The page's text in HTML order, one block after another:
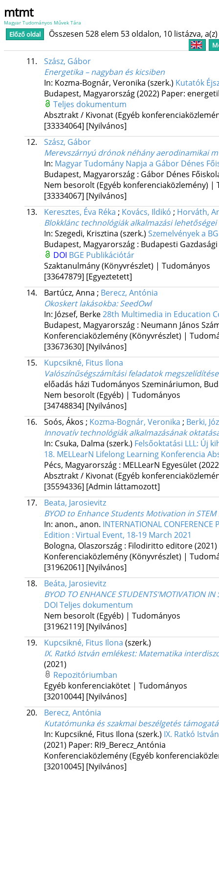
mtmt
Magyar Tudományos Művek Tára
Előző oldal Összesen 528 elem 53 oldalon, 10 listázva,
11.
Szász, Gábor
Energetika – nagyban és kicsiben
In: Kozma-Bognár, Veronika (szerk.) Kutatók
Budapest, Magyarország(2022) Paper:
Teljes dokumentum
Absztrakt / Kivonat (Egyéb
[33334064] [Nyilvános]
12.
Szász, Gábor
Merevszárnyú drónok néhány aerodinamikai
In: Magyar Tudomány Napja a Gábor Dénes
Budapest, Magyarország : Gábor Dénes
Nem besorolt (Egyéb konferenciaközlemény) |
[33334067] [Nyilvános]
13.
Keresztes, Éva Réka ; Kovács, Ildikó ; Horváth,
Blokklánc technológiák alkalmazási
In: Szegedi, Krisztina (szerk.) Szemelvények a
Budapest, Magyarország : Budapesti
DOI BGE Publikációtár
Szaktanulmány (Könyvrészlet) | Tudományos
[33647879] [Egyeztetett]
14.
Bartúcz, Anna ; Berecz, Antónia
Okoskert lakásokba: SeedOwl
In: József, Berke28th Multimedia in Education
Budapest, Magyarország : Neumann János
Konferenciaközlemény (Könyvrészlet) |
[33673630] [Nyilvános]
15.
Kupcsikné, Fitus Ilona
Valószínűségszámítási feladatok megszelídítése
előadás házi Tudományos Szemináriumon,
Nem besorolt (Egyéb) | Tudományos
[34748834] [Nyilvános]
16.
Soós, Ákos ; Kozma-Bognár, Veronika ; Berki,
Innovatív technológiák alkalmazásának
In: Csuka, Dalma (szerk.) Felsőoktatási LLL: Új
18. MELLearN Lifelong Learning Konferencia
Pécs, Magyarország : MELLearN Egyesület
Absztrakt / Kivonat (Egyéb
[35594336] [Admin láttamozott]
17.
Beata, Jarosievitz
BYOD to Enhance Students Motivation in
In: anon., anon. INTERNATIONAL CONFERENCE
Edition : Virtual Event, 18-19 March 2021
Bologna, Olaszország : Filodiritto editore(2021)
Konferenciaközlemény (Könyvrészlet) |
[31962061] [Nyilvános]
18.
Beáta, Jarosievitz
BYOD TO ENHANCE STUDENTS’MOTIVATION IN
DOI Teljes dokumentum
Nem besorolt (Egyéb) | Tudományos
[31962119] [Nyilvános]
19.
Kupcsikné, Fitus Ilona (szerk.)
IX. Ratkó István emlékest: Matematika
(2021)
Repozitóriumban
Egyéb konferenciakötet | Tudományos
[32010044] [Nyilvános]
20.
Berecz, Antónia
Kutatómunka és szakmai beszélgetés
In: Kupcsikné, Fitus Ilona (szerk.) IX. Ratkó
(2021) Paper: RI9_Berecz_Antónia
Konferenciaközlemény (Egyéb
[32010045] [Nyilvános]